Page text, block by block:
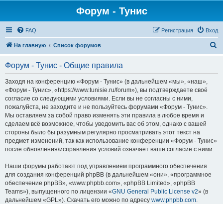
Форум - Тунис
FAQ Вход
Регистрация
На главную Список форумов
Форум - Тунис - Общие правила
Заходя на конференцию «Форум - Тунис» (в дальнейшем «мы», «наш»,
«Форум - Тунис», «https://www.tunisie.ru/forum»), вы подтверждаете своё
согласие со следующими условиями. Если вы не согласны с ними,
пожалуйста, не заходите и не пользуйтесь форумами «Форум - Тунис».
Мы оставляем за собой право изменять эти правила в любое время и
сделаем всё возможное, чтобы уведомить вас об этом, однако с вашей
стороны было бы разумным регулярно просматривать этот текст на
предмет изменений, так как использование конференции «Форум - Тунис»
после обновления/исправления условий означает ваше согласие с ними.
Наши форумы работают под управлением программного обеспечения
для создания конференций phpBB (в дальнейшем «они», «программное
обеспечение phpBB», «www.phpbb.com», «phpBB Limited», «phpBB
Teams»), выпущенного по лицензии «GNU General Public License v2» (в
дальнейшем «GPL»). Скачать его можно по адресу www.phpbb.com.